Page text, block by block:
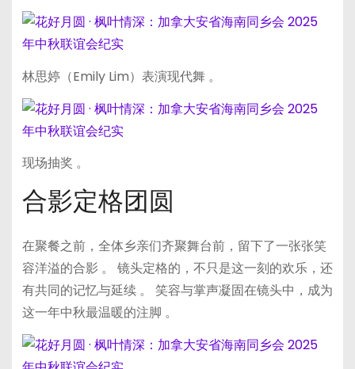
林思婷（Emily Lim）表演现代舞 。
现场抽奖 。
合影定格团圆
在聚餐之前，全体乡亲们齐聚舞台前，留下了一张张笑
容洋溢的合影 。 镜头定格的，不只是这一刻的欢乐，还
有共同的记忆与延续 。 笑容与掌声凝固在镜头中，成为
这一年中秋最温暖的注脚 。